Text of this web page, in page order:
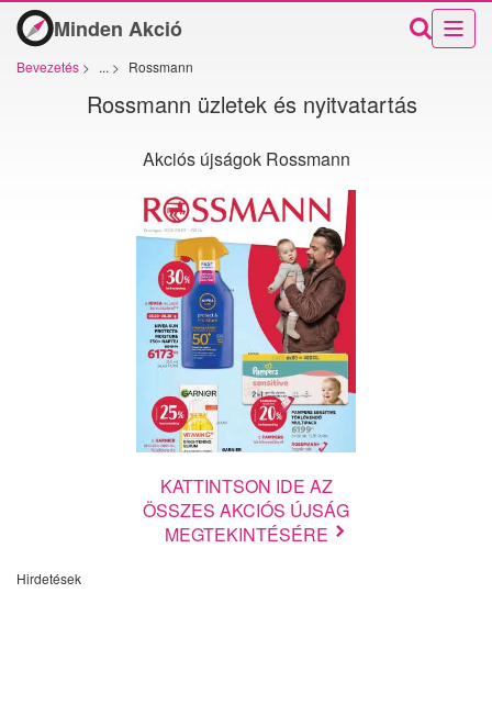
Minden Akció
Bevezetés > ... > Rossmann
Rossmann üzletek és nyitvatartás
Akciós újságok Rossmann
KATTINTSON IDE AZ
ÖSSZES AKCIÓS ÚJSÁG
MEGTEKINTÉSÉRE
Hirdetések